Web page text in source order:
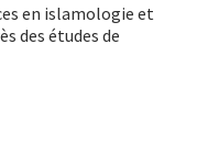
en islamologie et
des études de